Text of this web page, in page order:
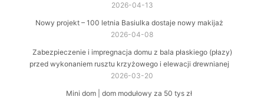
2026-04-13
Nowy projekt – 100 letnia Basiulka dostaje nowy makijaż
2026-04-08
Zabezpieczenie i impregnacja domu z bala płaskiego (płazy)
przed wykonaniem rusztu krzyżowego i elewacji drewnianej
2026-03-20
Mini dom | dom modułowy za 50 tys zł